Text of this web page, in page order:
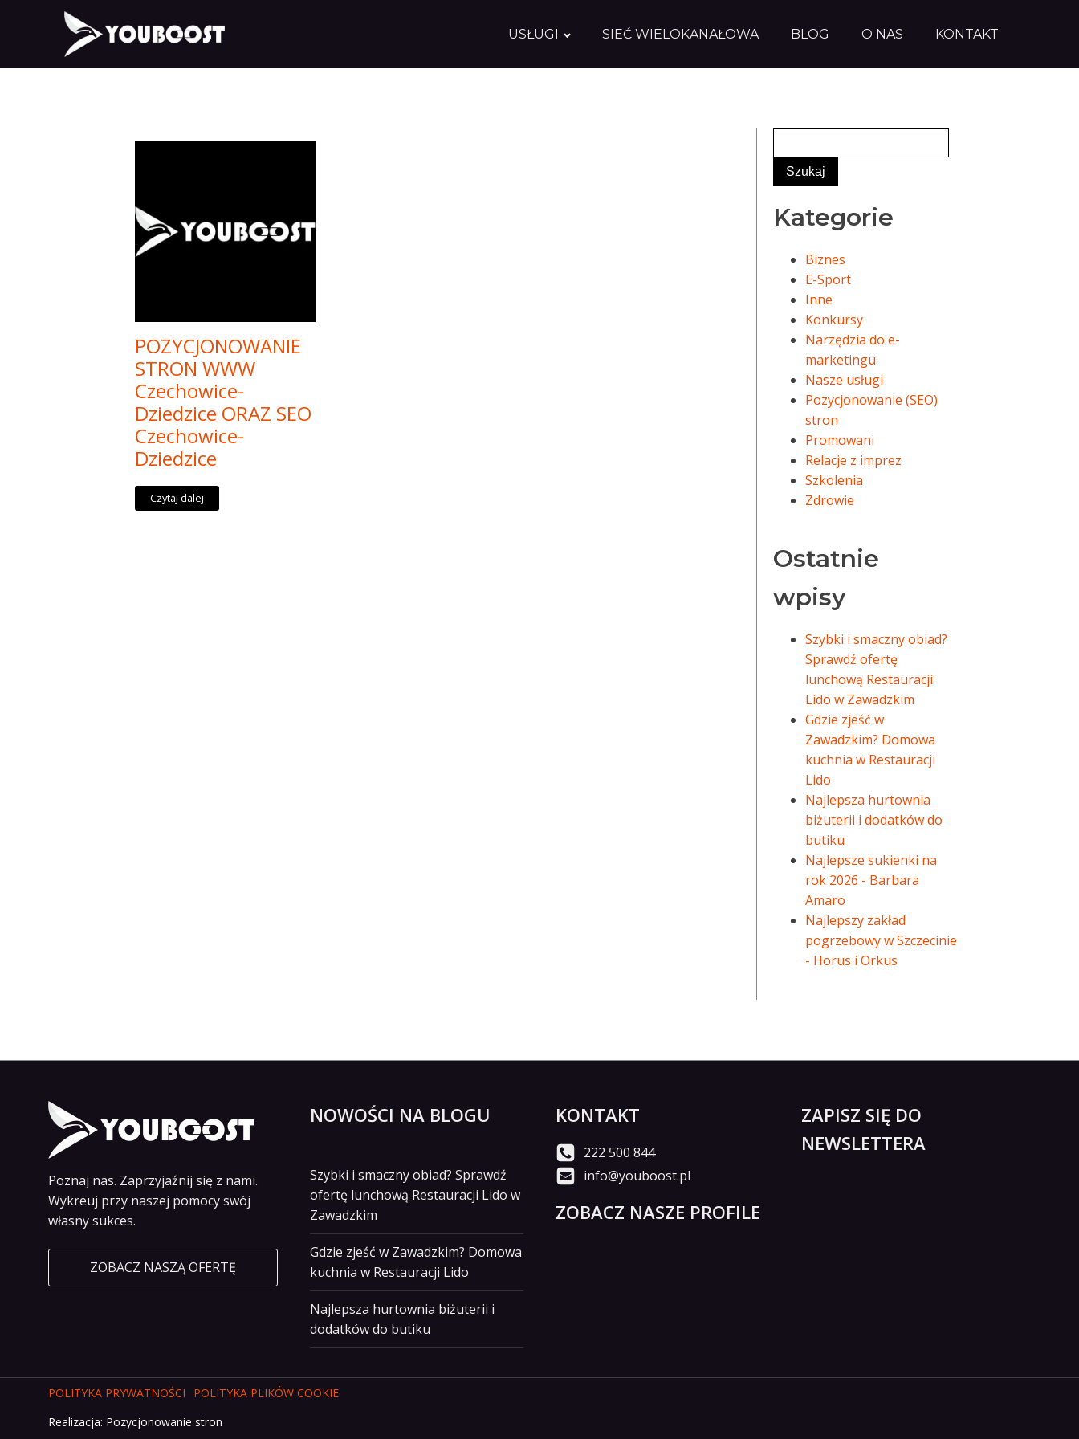
USŁUGI SIEĆ WIELOKANAŁOWA BLOG O NAS KONTAKT
POZYCJONOWANIE
STRON WWW
Czechowice-
Dziedzice ORAZ SEO
Czechowice-
Dziedzice
Czytaj dalej
Kategorie
Biznes
E-Sport
Inne
Konkursy
Narzędzia do e-
marketingu
Nasze usługi
Pozycjonowanie (SEO)
stron
Promowani
Relacje z imprez
Szkolenia
Zdrowie
Ostatnie
wpisy
Szybki i smaczny obiad?
Sprawdź ofertę
lunchową Restauracji
Lido w Zawadzkim
Gdzie zjeść w
Zawadzkim? Domowa
kuchnia w Restauracji
Lido
Najlepsza hurtownia
biżuterii i dodatków do
butiku
Najlepsze sukienki na
rok 2026 - Barbara
Amaro
Najlepszy zakład
pogrzebowy w Szczecinie
- Horus i Orkus
Poznaj nas. Zaprzyjaźnij się z nami.
Wykreuj przy naszej pomocy swój
własny sukces.
ZOBACZ NASZĄ OFERTĘ
NOWOŚCI NA BLOGU
Szybki i smaczny obiad? Sprawdź
ofertę lunchową Restauracji Lido w
Zawadzkim
Gdzie zjeść w Zawadzkim? Domowa
kuchnia w Restauracji Lido
Najlepsza hurtownia biżuterii i
dodatków do butiku
KONTAKT
222 500 844
info@youboost.pl
ZOBACZ NASZE PROFILE
ZAPISZ SIĘ DO
NEWSLETTERA
POLITYKA PRYWATNOŚCI
POLITYKA PLIKÓW COOKIE
Realizacja: Pozycjonowanie stron